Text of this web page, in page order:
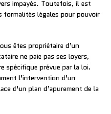
impayés. Toutefois, il est
formalités légales pour pouvoir
êtes propriétaire d’un
ne paie pas ses loyers,
spécifique prévue par la loi.
l’intervention d’un
d’un plan d’apurement de la